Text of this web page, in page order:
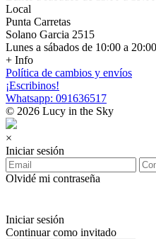
Local
Punta Carretas
Solano Garcia 2515
Lunes a sábados de 10:00 a
+ Info
Política de cambios y envíos
¡Escribinos!
Whatsapp: 091636517
© 2026 Lucy in the Sky
×
Iniciar sesión
Olvidé mi contraseña
Iniciar sesión
Continuar como invitado